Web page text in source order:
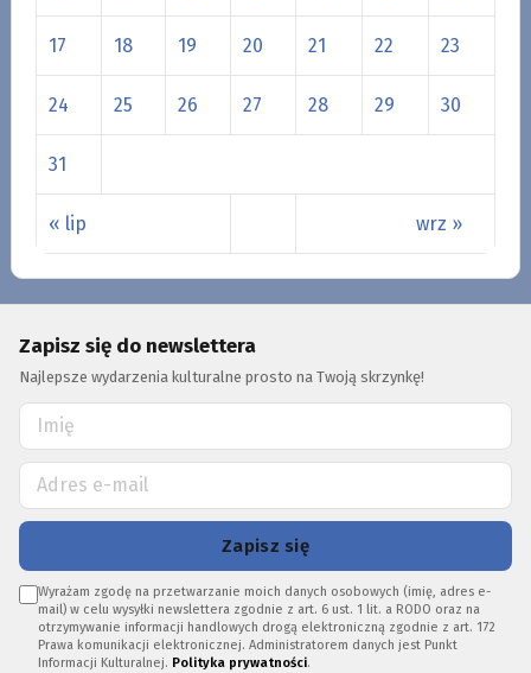
« lip wrz »
17 18 19 20 21 22 23
24 25 26 27 28 29 30
31
Zapisz się do newslettera
Najlepsze wydarzenia kulturalne prosto na Twoją skrzynkę!
Zapisz się
Wyrażam zgodę na przetwarzanie moich danych osobowych (imię, adres e-
mail) w celu wysyłki newslettera zgodnie z art. 6 ust. 1 lit. a RODO oraz na
otrzymywanie informacji handlowych drogą elektroniczną zgodnie z art. 172
Prawa komunikacji elektronicznej. Administratorem danych jest Punkt
Informacji Kulturalnej. Polityka prywatności.